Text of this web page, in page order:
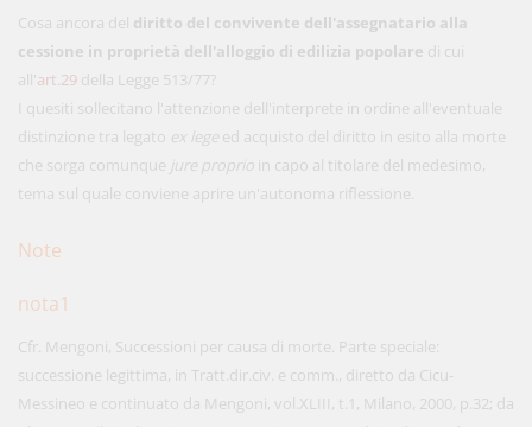
Cosa ancora del diritto del convivente dell'assegnatario alla
cessione in proprietà dell'alloggio di edilizia popolare di cui
all'art.29 della Legge 513/77?
I quesiti sollecitano l'attenzione dell'interprete in ordine all'eventuale
distinzione tra legato ex lege ed acquisto del diritto in esito alla morte
che sorga comunque jure proprio in capo al titolare del medesimo,
tema sul quale conviene aprire un'autonoma riflessione.
Note
nota1
Cfr. Mengoni, Successioni per causa di morte. Parte speciale:
successione legittima, in Tratt.dir.civ. e comm., diretto da Cicu-
Messineo e continuato da Mengoni, vol.XLIII, t.1, Milano, 2000, p.32; da